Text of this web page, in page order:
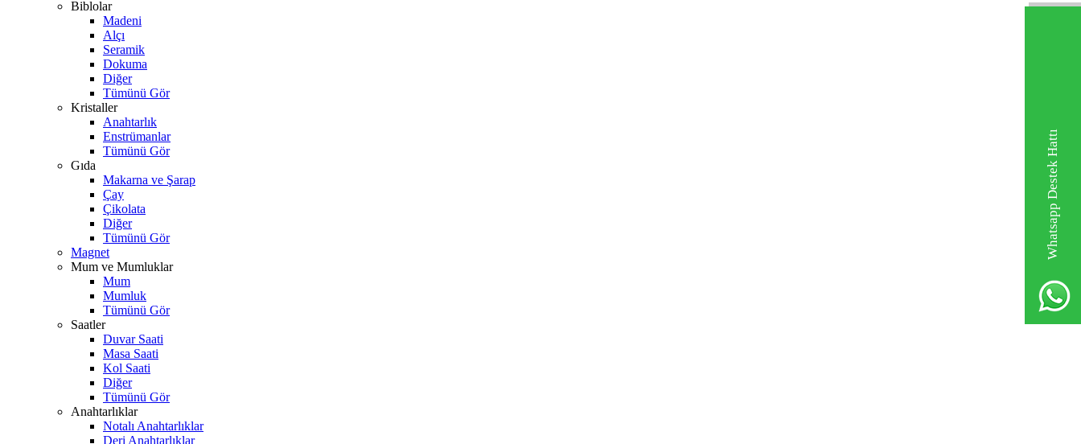
Whatsapp Destek Hattı
Biblolar
Madeni
Alçı
Seramik
Dokuma
Diğer
Tümünü Gör
Kristaller
Anahtarlık
Enstrümanlar
Tümünü Gör
Gıda
Makarna ve Şarap
Çay
Çikolata
Diğer
Tümünü Gör
Magnet
Mum ve Mumluklar
Mum
Mumluk
Tümünü Gör
Saatler
Duvar Saati
Masa Saati
Kol Saati
Diğer
Tümünü Gör
Anahtarlıklar
Notalı Anahtarlıklar
Deri Anahtarlıklar